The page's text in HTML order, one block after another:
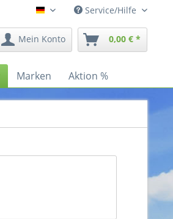
Deutsch Service/Hilfe
Mein Konto 0,00 € *
Marken Aktion %